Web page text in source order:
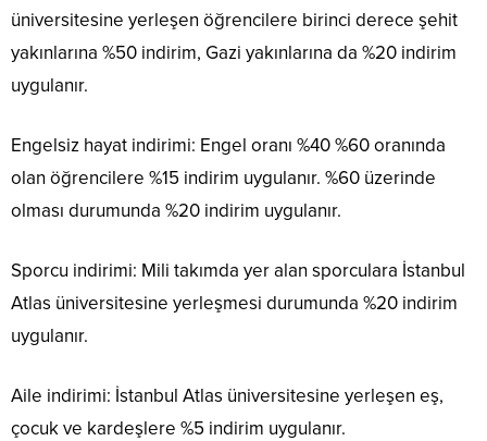
üniversitesine yerleşen öğrencilere birinci derece şehit
yakınlarına %50 indirim, Gazi yakınlarına da %20 indirim
uygulanır.
Engelsiz hayat indirimi: Engel oranı %40 %60 oranında
olan öğrencilere %15 indirim uygulanır. %60 üzerinde
olması durumunda %20 indirim uygulanır.
Sporcu indirimi: Mili takımda yer alan sporculara İstanbul
Atlas üniversitesine yerleşmesi durumunda %20 indirim
uygulanır.
Aile indirimi: İstanbul Atlas üniversitesine yerleşen eş,
çocuk ve kardeşlere %5 indirim uygulanır.